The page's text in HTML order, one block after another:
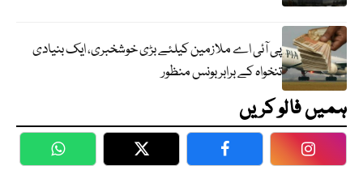
پی آئی اے ملازمین کیلئے بڑی خوشخبری، ایک بنیادی
تنخواہ کے برابر بونس منظور
ہمیں فالو کریں
WhatsApp Twitter Facebook